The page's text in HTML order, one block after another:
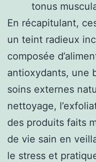
tonus
En récapitulant,
un teint radieux
composée
antioxydants, une
soins externes
nettoyage,
des produits faits
de vie sain en
le stress et